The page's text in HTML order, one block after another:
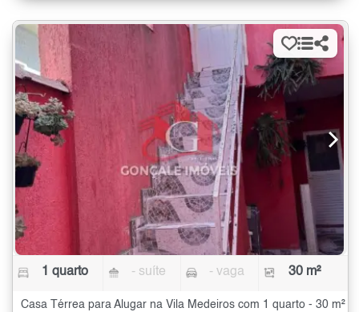
1 quarto - suíte - vaga 30 m²
Casa Térrea para Alugar na Vila Medeiros com 1 quarto - 30 m²